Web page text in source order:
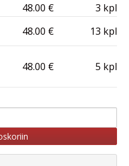
48.00 €
3 kpl
48.00 €
13 kpl
48.00 € 5 kpl